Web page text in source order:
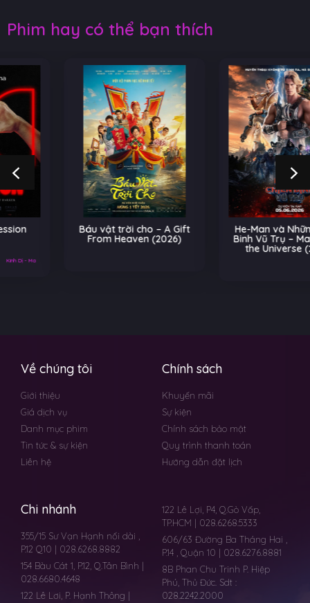
Phim hay có thể bạn thích
Báu vật trời cho – A Gift
From Heaven (2026)
He-Man và Những Chiến
Binh Vũ Trụ – Masters of
the Universe (2026)
Về chúng tôi
Giới thiệu
Giá dịch vụ
Danh mục phim
Tin tức & sự kiện
Liên hệ
Chính sách
Khuyến mãi
Sự kiện
Chính sách bảo mật
Quy trình thanh toán
Hướng dẫn đặt lịch
Chi nhánh
355/15 Sư Vạn Hạnh nối dài ,
P.12 Q10 | 028.6268.8882
154 Bàu Cát 1, P.12, Q.Tân Bình |
028.6680.4648
122 Lê Lơi, P. Hạnh Thông |
122 Lê Lợi, P4, Q.Gò Vấp,
TP.HCM | 028.6268.5333
606/63 Đường Ba Tháng Hai ,
P.14 , Quận 10 | 028.6276.8881
8B Phan Chu Trinh P. Hiệp
Phú, Thủ Đức. Sdt :
028.2242.2000